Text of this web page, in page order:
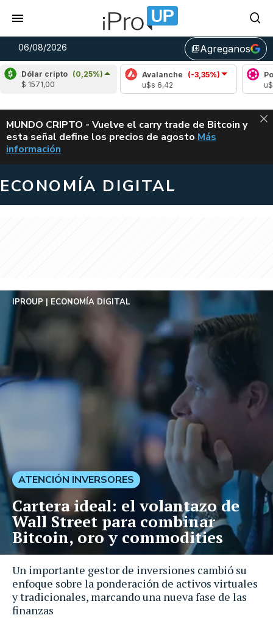
06/08/2026 library_addAgreganos
Dólar cripto (0,25%)
$ 1571,00
(3,83%)
Avalanche (-3,35%)
u$s 6,42
Polkadot
u$s 0,82
ALERTA
MUNDO CRIPTO - Vuelve el carry trade de Bitcoin y
esta señal define los precios de agosto VUELVE EL
Más
información
ECONOMÍA DIGITAL
Un importante gestor de inversiones cambió su
enfoque sobre la ponderación de activos virtuales
y tradicionales, marcando una nueva fase de las
finanzas
IPROUP ECONOMÍA DIGITAL
ATENCIÓN INVERSORES
Cartera ideal: el volantazo de
Wall Street para combinar
Bitcoin, oro y commodities